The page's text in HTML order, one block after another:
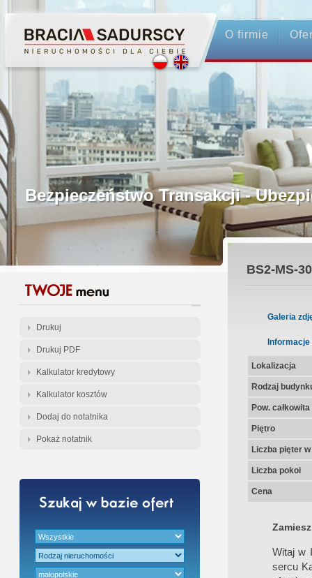
O firmie
Profesjonalne Pośrednictwo
Bezpieczeństwo Transakcji -
Licencjonowani Pośrednicy
Gwarancja Zwrotu Zadatku
Gratis - Przedwstępna Umowa
Drukuj
Drukuj PDF
Kalkulator kredytowy
Kalkulator kosztów
Dodaj do notatnika
Pokaż notatnik
BS2-MS-
Galeria
Informacje
Lokalizacja
Rodzaj
Pow.
Piętro
Liczba pięter
Liczba pokoi
Cena
Witaj w
sercu